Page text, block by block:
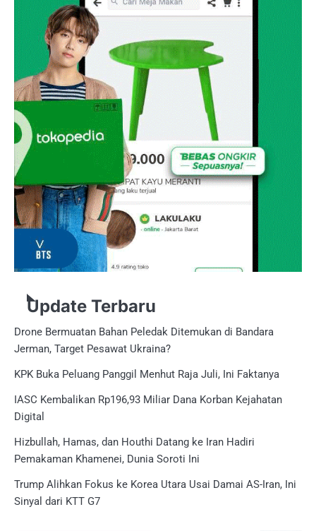
Update Terbaru
Drone Bermuatan Bahan Peledak Ditemukan di Bandara
Jerman, Target Pesawat Ukraina?
KPK Buka Peluang Panggil Menhut Raja Juli, Ini Faktanya
IASC Kembalikan Rp196,93 Miliar Dana Korban Kejahatan
Digital
Hizbullah, Hamas, dan Houthi Datang ke Iran Hadiri
Pemakaman Khamenei, Dunia Soroti Ini
Trump Alihkan Fokus ke Korea Utara Usai Damai AS-Iran, Ini
Sinyal dari KTT G7